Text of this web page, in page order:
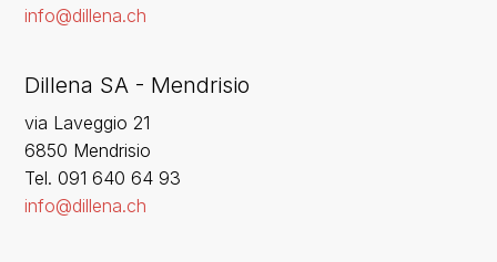
info@dillena.ch
Dillena SA - Mendrisio
via Laveggio 21
6850 Mendrisio
Tel. 091 640 64 93
info@dillena.ch